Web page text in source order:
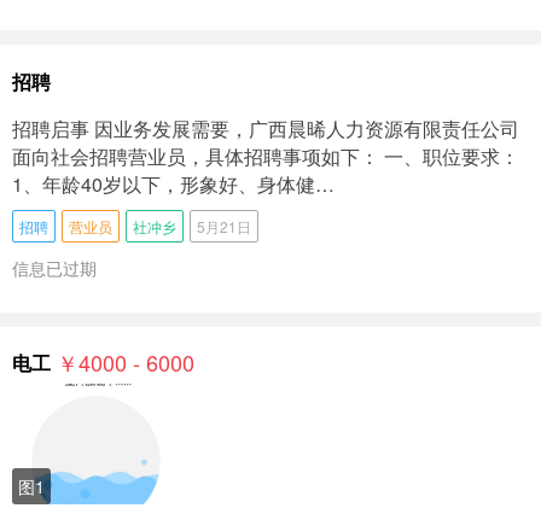
招聘
招聘启事 因业务发展需要，广西晨晞人力资源有限责任公司
面向社会招聘营业员，具体招聘事项如下： 一、职位要求：
1、年龄40岁以下，形象好、身体健…
招聘 营业员 社冲乡 5月21日
信息已过期
电工 ￥4000 - 6000
图1